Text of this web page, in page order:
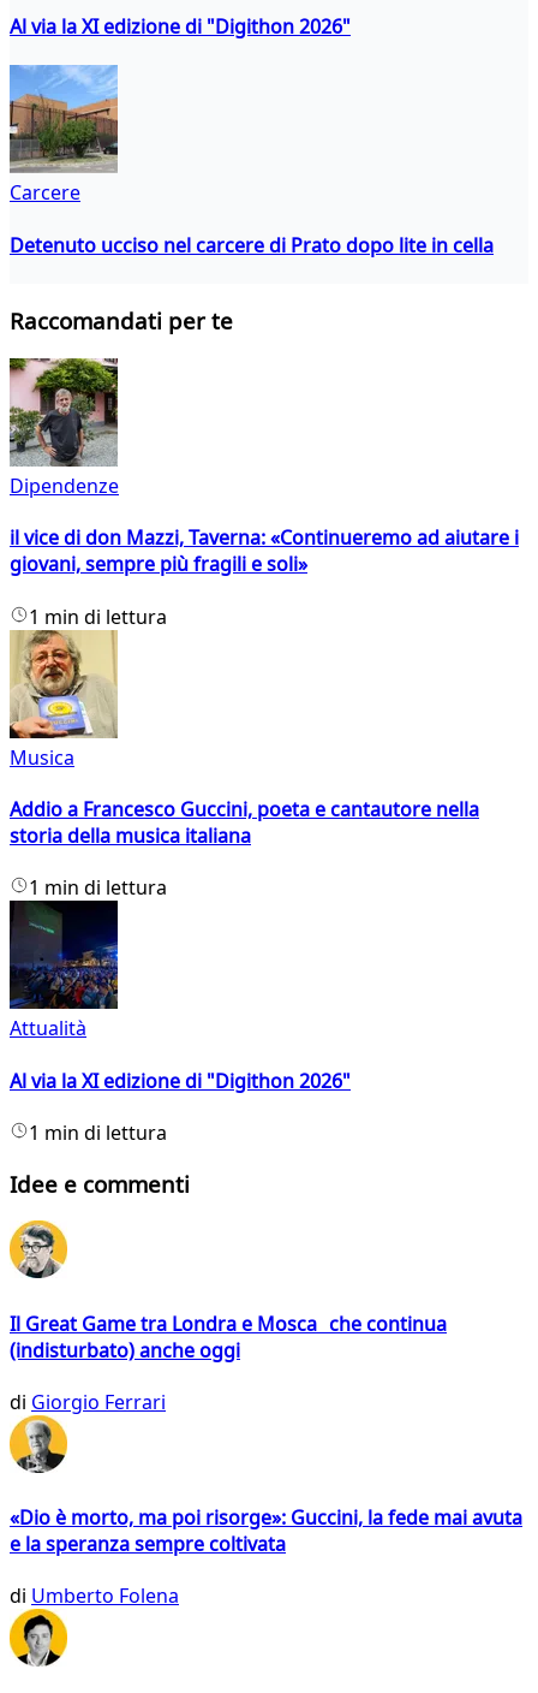
Al via la XI edizione di "Digithon 2026"
Carcere
Detenuto ucciso nel carcere di Prato dopo lite in cella
Raccomandati per te
Dipendenze
il vice di don Mazzi, Taverna: «Continueremo ad aiutare i
giovani, sempre più fragili e soli»
1 min di lettura
Musica
Addio a Francesco Guccini, poeta e cantautore nella
storia della musica italiana
1 min di lettura
Attualità
Al via la XI edizione di "Digithon 2026"
1 min di lettura
Idee e commenti
Il Great Game tra Londra e Mosca che continua
(indisturbato) anche oggi
di Giorgio Ferrari
«Dio è morto, ma poi risorge»: Guccini, la fede mai avuta
e la speranza sempre coltivata
di Umberto Folena